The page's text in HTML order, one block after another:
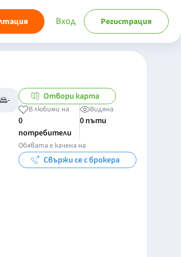
Вход Регистрация
- Отвори карта
В любими на
0
потребители
Видяна
0 пъти
Обявата е качена на
Свържи се с брокера